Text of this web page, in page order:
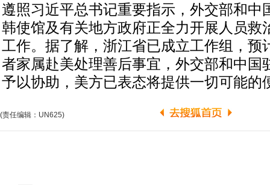
遵照习近平总书记重要指示，外交部和中
韩使馆及有关地方政府正全力开展人员救
工作。据了解，浙江省已成立工作组，预
者家属赴美处理善后事宜，外交部和中国
予以协助，美方已表态将提供一切可能的
(责任编辑：UN625)